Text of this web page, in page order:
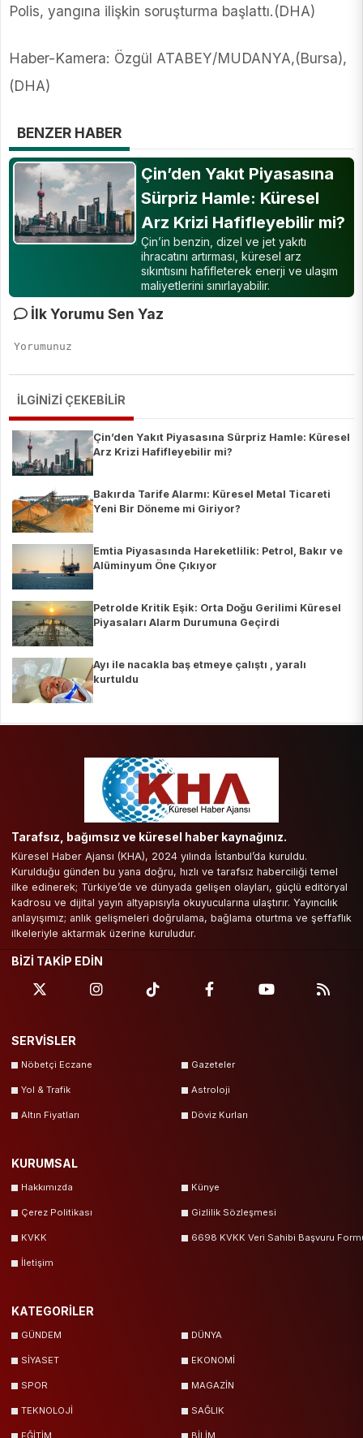
Polis, yangına ilişkin soruşturma başlattı.(DHA)
Haber-Kamera: Özgül ATABEY/MUDANYA,(Bursa),
(DHA)
BENZER HABER
Çin’den Yakıt Piyasasına
Sürpriz Hamle: Küresel
Arz Krizi Hafifleyebilir mi?
Çin’in benzin, dizel ve jet yakıtı
ihracatını artırması, küresel arz
sıkıntısını hafifleterek enerji ve ulaşım
maliyetlerini sınırlayabilir.
İlk Yorumu Sen Yaz
İLGİNİZİ ÇEKEBİLİR
Çin’den Yakıt Piyasasına Sürpriz Hamle: Küresel
Arz Krizi Hafifleyebilir mi?
Bakırda Tarife Alarmı: Küresel Metal Ticareti
Yeni Bir Döneme mi Giriyor?
Emtia Piyasasında Hareketlilik: Petrol, Bakır ve
Alüminyum Öne Çıkıyor
Petrolde Kritik Eşik: Orta Doğu Gerilimi Küresel
Piyasaları Alarm Durumuna Geçirdi
Ayı ile nacakla baş etmeye çalıştı , yaralı
kurtuldu
Tarafsız, bağımsız ve küresel haber kaynağınız.
Küresel Haber Ajansı (KHA), 2024 yılında İstanbul’da kuruldu.
Kurulduğu günden bu yana doğru, hızlı ve tarafsız haberciliği temel
ilke edinerek; Türkiye’de ve dünyada gelişen olayları, güçlü editöryal
kadrosu ve dijital yayın altyapısıyla okuyucularına ulaştırır. Yayıncılık
anlayışımız; anlık gelişmeleri doğrulama, bağlama oturtma ve şeffaflık
ilkeleriyle aktarmak üzerine kuruludur.
BİZİ TAKİP EDİN
SERVİSLER
Nöbetçi Eczane Gazeteler
Yol & Trafik Astroloji
Altın Fiyatları Döviz Kurları
KURUMSAL
Hakkımızda Künye
Çerez Politikası Gizlilik Sözleşmesi
KVKK 6698 KVKK Veri Sahibi Başvuru
İletişim
KATEGORİLER
GÜNDEM DÜNYA
SİYASET EKONOMİ
SPOR MAGAZİN
TEKNOLOJİ SAĞLIK
EĞİTİM BİLİM